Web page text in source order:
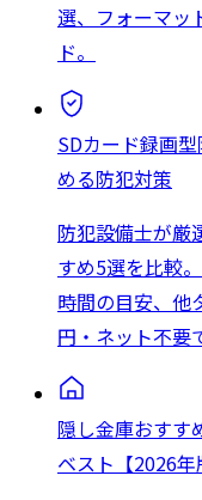
選、フォーマッ
ド。
SDカード録画
める防犯対策
防犯設備士が厳
すめ5選を比較
時間の目安、他
円・ネット不要
隠し金庫おすす
ベスト【2026年